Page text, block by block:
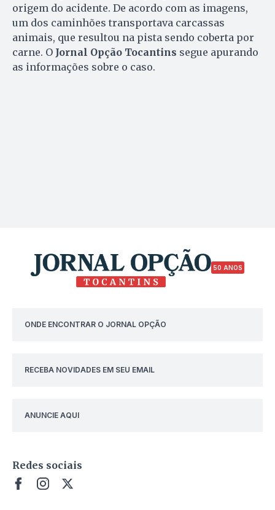
origem do acidente. De acordo com as imagens,
um dos caminhões transportava carcassas
animais, que resultou na pista sendo coberta por
carne. O Jornal Opção Tocantins segue apurando
as informações sobre o caso.
50 ANOS
ONDE ENCONTRAR O JORNAL OPÇÃO
RECEBA NOVIDADES EM SEU EMAIL
ANUNCIE AQUI
Redes sociais